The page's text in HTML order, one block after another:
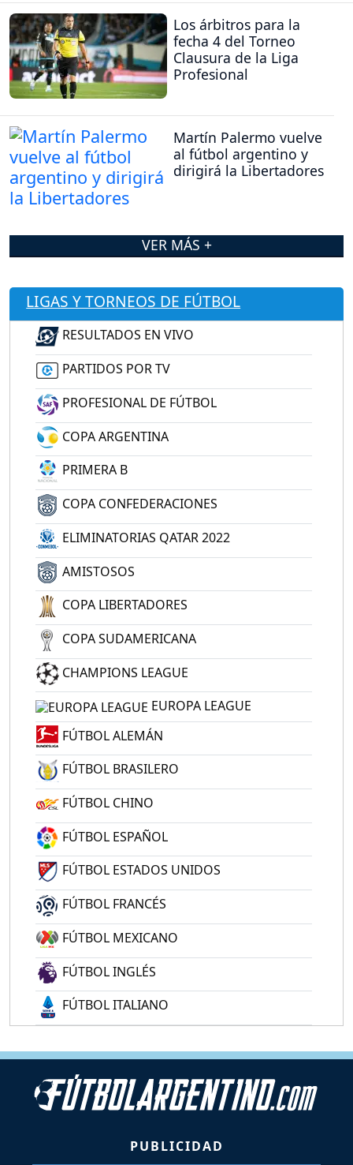
Los árbitros para la
fecha 4 del Torneo
Clausura de la Liga
Profesional
Martín Palermo vuelve
al fútbol argentino y
dirigirá la Libertadores
VER MÁS +
LIGAS Y TORNEOS DE FÚTBOL
RESULTADOS EN VIVO
PARTIDOS POR TV
PROFESIONAL DE FÚTBOL
COPA ARGENTINA
PRIMERA B
COPA CONFEDERACIONES
ELIMINATORIAS QATAR 2022
AMISTOSOS
COPA LIBERTADORES
COPA SUDAMERICANA
CHAMPIONS LEAGUE
EUROPA LEAGUE
FÚTBOL ALEMÁN
FÚTBOL BRASILERO
FÚTBOL CHINO
FÚTBOL ESPAÑOL
FÚTBOL ESTADOS UNIDOS
FÚTBOL FRANCÉS
FÚTBOL MEXICANO
FÚTBOL INGLÉS
FÚTBOL ITALIANO
PUBLICIDAD